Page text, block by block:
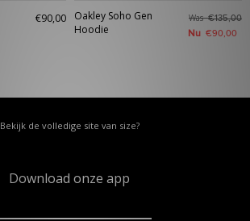
€90,00
Oakley Soho Gen
Hoodie
Was€135,00
Nu €90,00
Bekijk de volledige site van size?
Download onze app